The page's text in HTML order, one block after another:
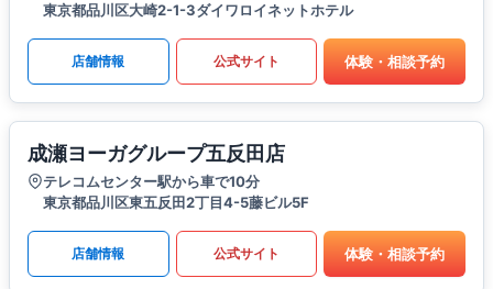
東京都品川区大崎2-1-3ダイワロイネットホテル
店舗情報 公式サイト 体験・相談予約
成瀬ヨーガグループ五反田店
テレコムセンター駅から車で10分
東京都品川区東五反田2丁目4-5藤ビル5F
店舗情報 公式サイト 体験・相談予約